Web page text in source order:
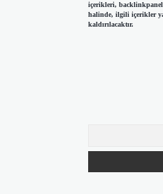
içerikleri,
halinde, ilgili içerikler
kaldırılacaktır.